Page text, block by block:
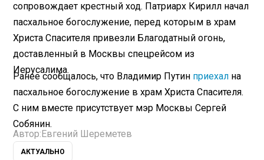
сопровождает крестный ход. Патриарх Кирилл начал
пасхальное богослужение, перед которым в храм
Христа Спасителя привезли Благодатный огонь,
доставленный в Москвы спецрейсом из
Иерусалима.
Ранее сообщалось, что Владимир Путин приехал на
пасхальное богослужение в храм Христа Спасителя.
С ним вместе присутствует мэр Москвы Сергей
Собянин.
Автор:Евгений Шереметев
АКТУАЛЬНО